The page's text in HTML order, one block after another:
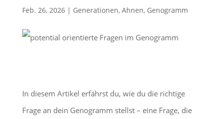
Feb. 26, 2026| Generationen, Ahnen, Genogramm
In diesem Artikel erfährst du, wie du die richtige
Frage an dein Genogramm stellst – eine Frage, die